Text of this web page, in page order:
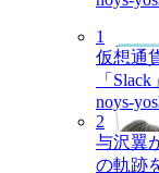
1
仮想通
「Slack」
noys-
2
与沢翼
の軌跡